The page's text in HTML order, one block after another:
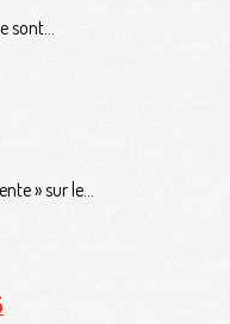
» sur le...